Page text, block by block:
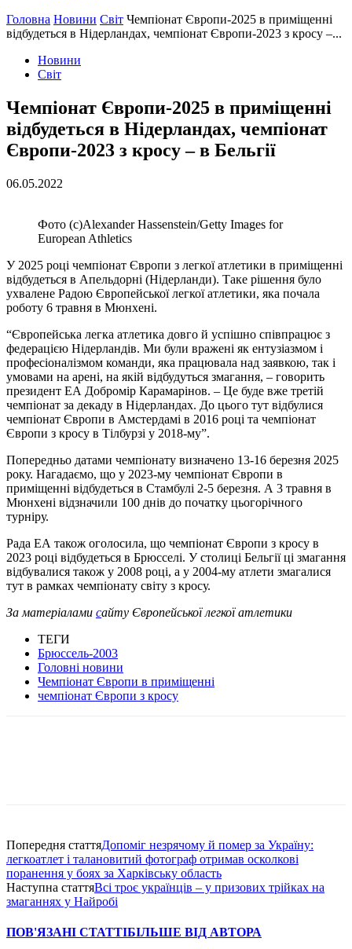
Головна Новини Світ Чемпіонат Європи-2025 в приміщенні
відбудеться в Нідерландах, чемпіонат Європи-2023 з кросу –...
Новини
Світ
Чемпіонат Європи-2025 в приміщенні
відбудеться в Нідерландах, чемпіонат
Європи-2023 з кросу – в Бельгії
06.05.2022
Фото (с)Alexander Hassenstein/Getty Images for
European Athletics
У 2025 році чемпіонат Європи з легкої атлетики в приміщенні
відбудеться в Апельдорні (Нідерланди). Таке рішення було
ухвалене Радою Європейської легкої атлетики, яка почала
роботу 6 травня в Мюнхені.
“Європейська легка атлетика довго й успішно співпрацює з
федерацією Нідерландів. Ми були вражені як ентузіазмом і
професіоналізмом команди, яка працювала над заявкою, так і
умовами на арені, на якій відбудуться змагання, – говорить
президент ЕА Добромір Карамарінов. – Це буде вже третій
чемпіонат за декаду в Нідерландах. До цього тут відбулися
чемпіонат Європи в Амстердамі в 2016 році та чемпіонат
Європи з кросу в Тілбурзі у 2018-му”.
Попередньо датами чемпіонату визначено 13-16 березня 2025
року. Нагадаємо, що у 2023-му чемпіонат Європи в
приміщенні відбудеться в Стамбулі 2-5 березня. А 3 травня в
Мюнхені відзначили 100 днів до початку цьогорічного
турніру.
Рада ЕА також оголосила, що чемпіонат Європи з кросу в
2023 році відбудеться в Брюсселі. У столиці Бельгії ці змагання
відбувалися також у 2008 році, а у 2004-му атлети змагалися
тут в рамках чемпіонату світу з кросу.
За матеріалами сайту Європейської легкої атлетики
ТЕГИ
Брюссель-2003
Головні новини
Чемпіонат Європи в приміщенні
чемпіонат Європи з кросу
Попередня статтяДопоміг незрячому й помер за Україну:
легкоатлет і талановитий фотограф отримав осколкові
поранення у боях за Харківську область
Наступна статтяВсі троє українців – у призових трійках на
змаганнях у Найробі
ПОВ'ЯЗАНІ СТАТТІБІЛЬШЕ ВІД АВТОРА